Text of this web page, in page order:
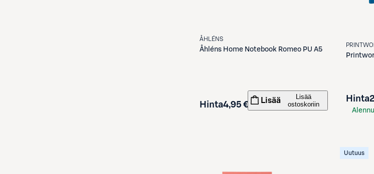
ÅHLÉNS
Åhléns Home Notebook Romeo PU A5
Hinta4,95 € Lisää
Lisää
ostoskoriin
Hinta
Uutuus